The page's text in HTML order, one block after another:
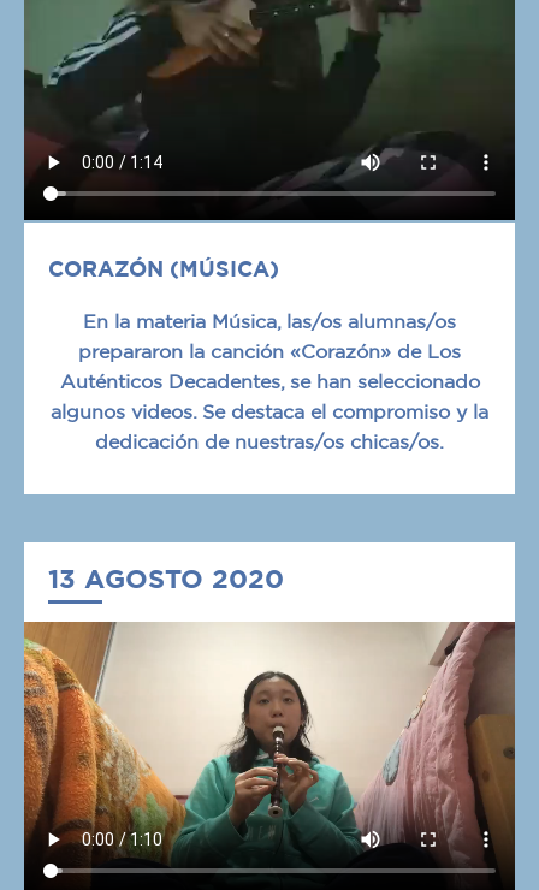
CORAZÓN (MÚSICA)
En la materia Música, las/os alumnas/os
prepararon la canción «Corazón» de Los
Auténticos Decadentes, se han seleccionado
algunos videos. Se destaca el compromiso y la
dedicación de nuestras/os chicas/os.
13 AGOSTO 2020